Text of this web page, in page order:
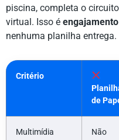
piscina, completa o
virtual. Isso é
nenhuma planilha entrega.
Critério
de
Multimídia
Não